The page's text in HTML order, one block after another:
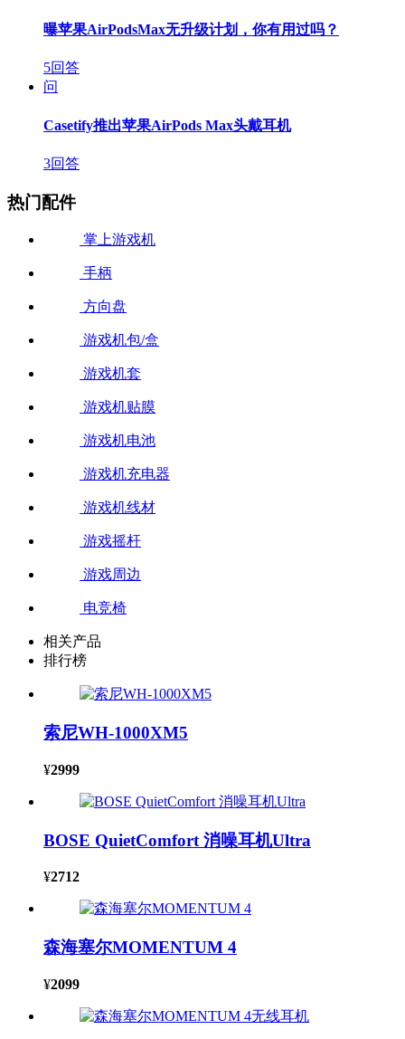
曝苹果AirPodsMax无升级计划，你有用过吗？
5回答
问
Casetify推出苹果AirPods Max头戴耳机
3回答
热门配件
掌上游戏机
手柄
方向盘
游戏机包/盒
游戏机套
游戏机贴膜
游戏机电池
游戏机充电器
游戏机线材
游戏摇杆
游戏周边
电竞椅
相关产品
排行榜
索尼WH-1000XM5
¥2999
BOSE QuietComfort 消噪耳机Ultra
¥2712
森海塞尔MOMENTUM 4
¥2099